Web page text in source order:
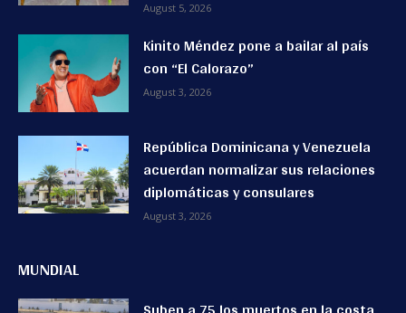
August 5, 2026
Kinito Méndez pone a bailar al país
con “El Calorazo”
August 3, 2026
República Dominicana y Venezuela
acuerdan normalizar sus relaciones
diplomáticas y consulares
August 3, 2026
MUNDIAL